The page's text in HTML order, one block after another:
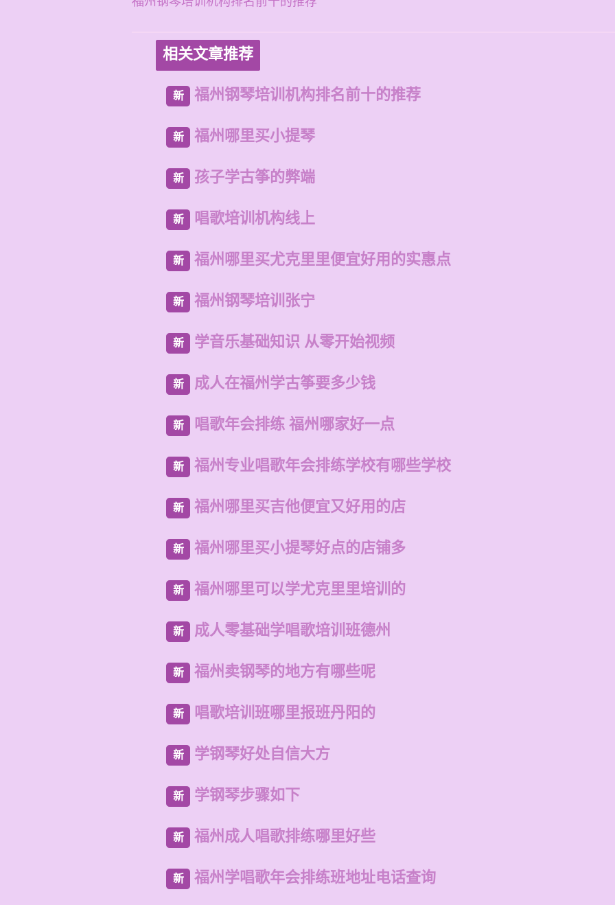
相关文章推荐
新 福州钢琴培训机构排名前十的推荐
新 福州哪里买小提琴
新 孩子学古筝的弊端
新 唱歌培训机构线上
新 福州哪里买尤克里里便宜好用的实惠点
新 福州钢琴培训张宁
新 学音乐基础知识 从零开始视频
新 成人在福州学古筝要多少钱
新 唱歌年会排练 福州哪家好一点
新 福州专业唱歌年会排练学校有哪些学校
新 福州哪里买吉他便宜又好用的店
新 福州哪里买小提琴好点的店铺多
新 福州哪里可以学尤克里里培训的
新 成人零基础学唱歌培训班德州
新 福州卖钢琴的地方有哪些呢
新 唱歌培训班哪里报班丹阳的
新 学钢琴好处自信大方
新 学钢琴步骤如下
新 福州成人唱歌排练哪里好些
新 福州学唱歌年会排练班地址电话查询